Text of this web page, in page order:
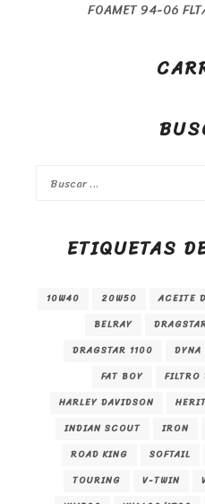
ETIQUETAS
10W40 20W50 ACEITE
BELRAY
DRAGSTAR 1100
DYNA
FAT BOY
FILTRO
HARLEY DAVIDSON
INDIAN SCOUT
IRON
ROAD KING
SOFTAIL
TOURING
V-TWIN